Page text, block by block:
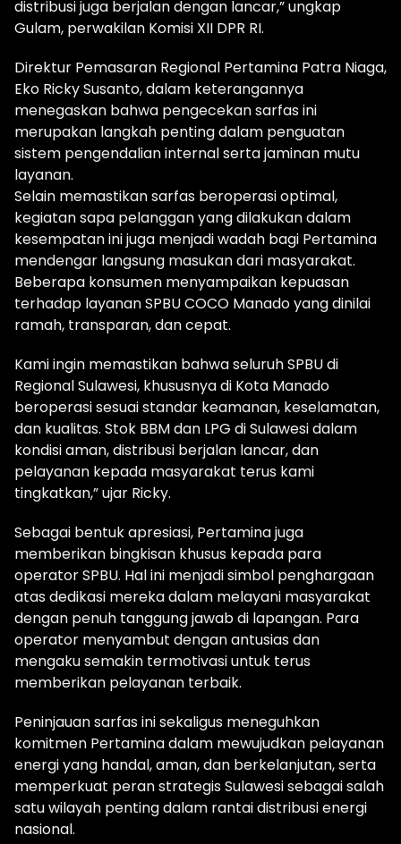
distribusi juga berjalan dengan lancar,” ungkap
Gulam, perwakilan Komisi XII DPR RI.
Direktur Pemasaran Regional Pertamina Patra Niaga,
Eko Ricky Susanto, dalam keterangannya
menegaskan bahwa pengecekan sarfas ini
merupakan langkah penting dalam penguatan
sistem pengendalian internal serta jaminan mutu
layanan.
Selain memastikan sarfas beroperasi optimal,
kegiatan sapa pelanggan yang dilakukan dalam
kesempatan ini juga menjadi wadah bagi Pertamina
mendengar langsung masukan dari masyarakat.
Beberapa konsumen menyampaikan kepuasan
terhadap layanan SPBU COCO Manado yang dinilai
ramah, transparan, dan cepat.
Kami ingin memastikan bahwa seluruh SPBU di
Regional Sulawesi, khususnya di Kota Manado
beroperasi sesuai standar keamanan, keselamatan,
dan kualitas. Stok BBM dan LPG di Sulawesi dalam
kondisi aman, distribusi berjalan lancar, dan
pelayanan kepada masyarakat terus kami
tingkatkan,” ujar Ricky.
Sebagai bentuk apresiasi, Pertamina juga
memberikan bingkisan khusus kepada para
operator SPBU. Hal ini menjadi simbol penghargaan
atas dedikasi mereka dalam melayani masyarakat
dengan penuh tanggung jawab di lapangan. Para
operator menyambut dengan antusias dan
mengaku semakin termotivasi untuk terus
memberikan pelayanan terbaik.
Peninjauan sarfas ini sekaligus meneguhkan
komitmen Pertamina dalam mewujudkan pelayanan
energi yang handal, aman, dan berkelanjutan, serta
memperkuat peran strategis Sulawesi sebagai salah
satu wilayah penting dalam rantai distribusi energi
nasional.